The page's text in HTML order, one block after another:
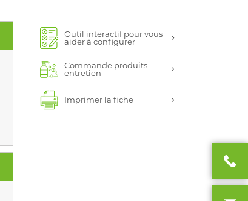
Outil interactif pour vous
aider à configurer
Commande produits
entretien
Imprimer la fiche